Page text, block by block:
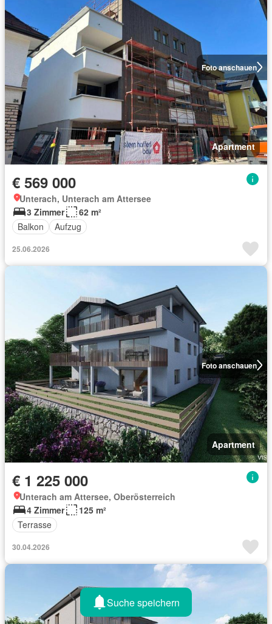
Foto anschauen
Apartment
€ 569 000
Unterach, Unterach am Attersee
3 Zimmer
62 m²
Balkon
Aufzug
25.06.2026
Foto anschauen
Apartment
€ 1 225 000
Unterach am Attersee, Oberösterreich
4 Zimmer
125 m²
Terrasse
30.04.2026
Suche speichern